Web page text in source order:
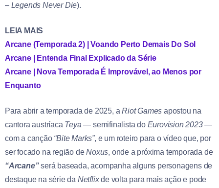
– Legends Never Die).
LEIA MAIS
Arcane (Temporada 2) | Voando Perto Demais Do Sol
Arcane | Entenda Final Explicado da Série
Arcane | Nova Temporada É Improvável, ao Menos por
Enquanto
Para abrir a temporada de 2025, aRiot Games apostou na
cantora austríaca Teya — semifinalista do Eurovision 2023—
com a canção “Bite Marks”, e um roteiro para o vídeo que, por
ser focado na região deNoxus, onde a próxima temporada de
“Arcane”será baseada, acompanha alguns personagens de
destaque na série da Netflixde volta para mais ação e pode